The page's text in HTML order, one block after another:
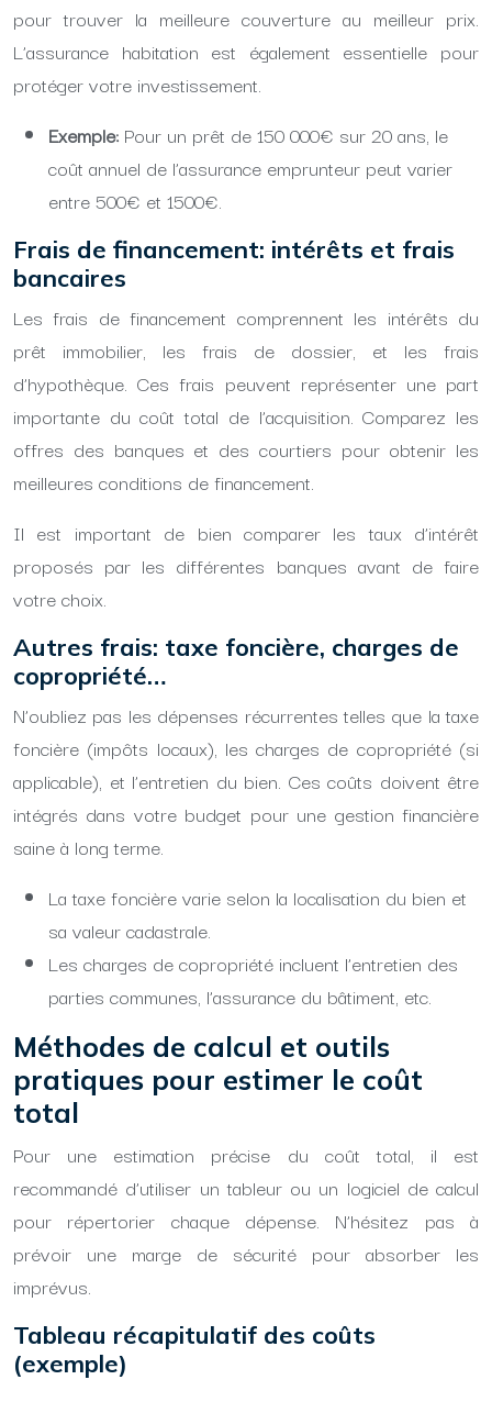
pour trouver la meilleure couverture au meilleur prix.
L’assurance habitation est également essentielle pour
protéger votre investissement.
Exemple: Pour un prêt de 150 000€ sur 20 ans, le
coût annuel de l’assurance emprunteur peut varier
entre 500€ et 1500€.
Frais de financement: intérêts et frais
bancaires
Les frais de financement comprennent les intérêts du
prêt immobilier, les frais de dossier, et les frais
d’hypothèque. Ces frais peuvent représenter une part
importante du coût total de l’acquisition. Comparez les
offres des banques et des courtiers pour obtenir les
meilleures conditions de financement.
Il est important de bien comparer les taux d’intérêt
proposés par les différentes banques avant de faire
votre choix.
Autres frais: taxe foncière, charges de
copropriété…
N’oubliez pas les dépenses récurrentes telles que la taxe
foncière (impôts locaux), les charges de copropriété (si
applicable), et l’entretien du bien. Ces coûts doivent être
intégrés dans votre budget pour une gestion financière
saine à long terme.
La taxe foncière varie selon la localisation du bien et
sa valeur cadastrale.
Les charges de copropriété incluent l’entretien des
parties communes, l’assurance du bâtiment, etc.
Méthodes de calcul et outils
pratiques pour estimer le coût
total
Pour une estimation précise du coût total, il est
recommandé d’utiliser un tableur ou un logiciel de calcul
pour répertorier chaque dépense. N’hésitez pas à
prévoir une marge de sécurité pour absorber les
imprévus.
Tableau récapitulatif des coûts
(exemple)